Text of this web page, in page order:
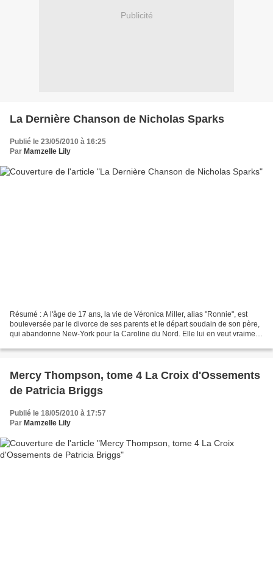
Publicité
La Dernière Chanson de Nicholas Sparks
Publié le 23/05/2010 à 16:25
Par Mamzelle Lily
Résumé : A l'âge de 17 ans, la vie de Véronica Miller, alias "Ronnie", est
bouleversée par le divorce de ses parents et le départ soudain de son père,
qui abandonne New-York pour la Caroline du Nord. Elle lui en veut vraiment
Mercy Thompson, tome 4 La Croix d'Ossements
de Patricia Briggs
Publié le 18/05/2010 à 17:57
Par Mamzelle Lily